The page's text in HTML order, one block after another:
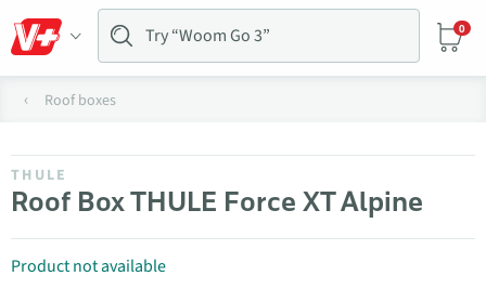
0
Roof boxes
THULE
Roof Box THULE Force XT Alpine
Product not available